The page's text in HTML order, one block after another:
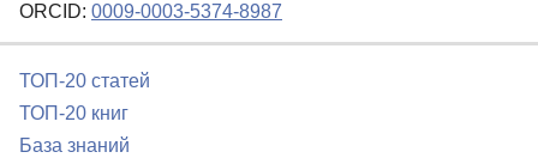
ORCID: 0009-0003-5374-8987
ТОП-20 статей
ТОП-20 книг
База знаний